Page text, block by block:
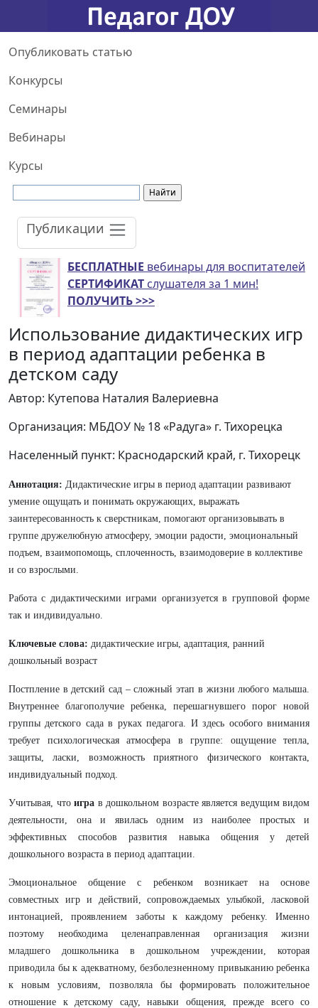
Опубликовать статью
Конкурсы
Семинары
Вебинары
Курсы
Публикации
БЕСПЛАТНЫЕ вебинары для воспитателей
СЕРТИФИКАТ слушателя за 1 мин!
ПОЛУЧИТЬ >>>
Использование дидактических игр
в период адаптации ребенка в
детском саду
Автор: Кутепова Наталия Валериевна
Организация: МБДОУ № 18 «Радуга» г. Тихорецка
Населенный пункт: Краснодарский край, г. Тихорецк
Аннотация: Дидактические игры в период адаптации развивают
умение ощущать и понимать окружающих, выражать
заинтересованность к сверстникам, помогают организовывать в
группе дружелюбную атмосферу, эмоции радости, эмоциональный
подъем, взаимопомощь, сплоченность, взаимодоверие в коллективе
и со взрослыми.
Работа с дидактическими играми организуется в групповой форме
так и индивидуально.
Ключевые слова: дидактические игры, адаптация, ранний
дошкольный возраст
Постпление в детский сад – сложный этап в жизни любого малыша.
Внутреннее благополучие ребенка, перешагнувшего порог новой
группы детского сада в руках педагога. И здесь особого внимания
требует психологическая атмосфера в группе: ощущение тепла,
защиты, ласки, возможность приятного физического контакта,
индивидуальный подход.
Учитывая, что игра в дошкольном возрасте является ведущим видом
деятельности, она и явилась одним из наиболее простых и
эффективных способов развития навыка общения у детей
дошкольного возраста в период адаптации.
Эмоциональное общение с ребенком возникает на основе
совместных игр и действий, сопровождаемых улыбкой, ласковой
интонацией, проявлением заботы к каждому ребенку. Именно
поэтому необходима целенаправленная организация жизни
младшего дошкольника в дошкольном учреждении, которая
приводила бы к адекватному, безболезненному привыканию ребенка
к новым условиям, позволяла бы формировать положительное
отношение к детскому саду, навыки общения, прежде всего со